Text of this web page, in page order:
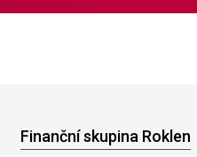
Finanční skupina Roklen